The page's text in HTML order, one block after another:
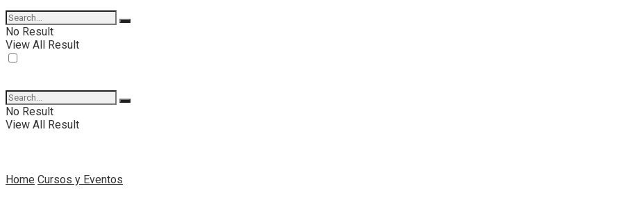
No Result
View All Result
No Result
View All Result
Home Cursos y Eventos